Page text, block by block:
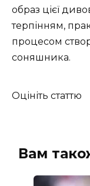
образ цієї
терпінням,
процесом
соняшника.
Оцініть статтю
Вам